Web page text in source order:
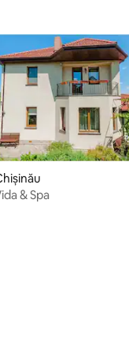
Bewertung: 5 von 5,
& Spa